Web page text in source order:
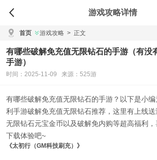
游戏攻略详情
首页 游戏攻略 > 正文
有哪些破解免充值无限钻石的手游（有没
手游）
时间：2025-11-09 来源：525游
有哪些破解免充值无限钻石的手游 ？以下是小
利手游破解免充值无限钻石推荐 ，这里有上线
无限钻石元宝金币以及破解免内购等超高福利
下载体验吧~
《太初行（GM科技刷充）》